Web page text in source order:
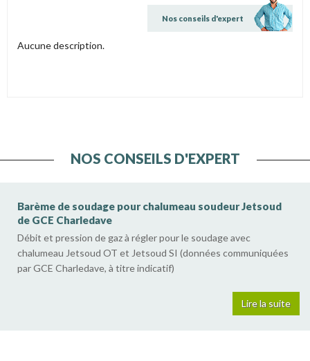
Nos conseils d'expert
Aucune description.
NOS CONSEILS D'EXPERT
Barème de soudage pour chalumeau soudeur Jetsoud
de GCE Charledave
Débit et pression de gaz à régler pour le soudage avec
chalumeau Jetsoud OT et Jetsoud SI (données communiquées
par GCE Charledave, à titre indicatif)
Lire la suite